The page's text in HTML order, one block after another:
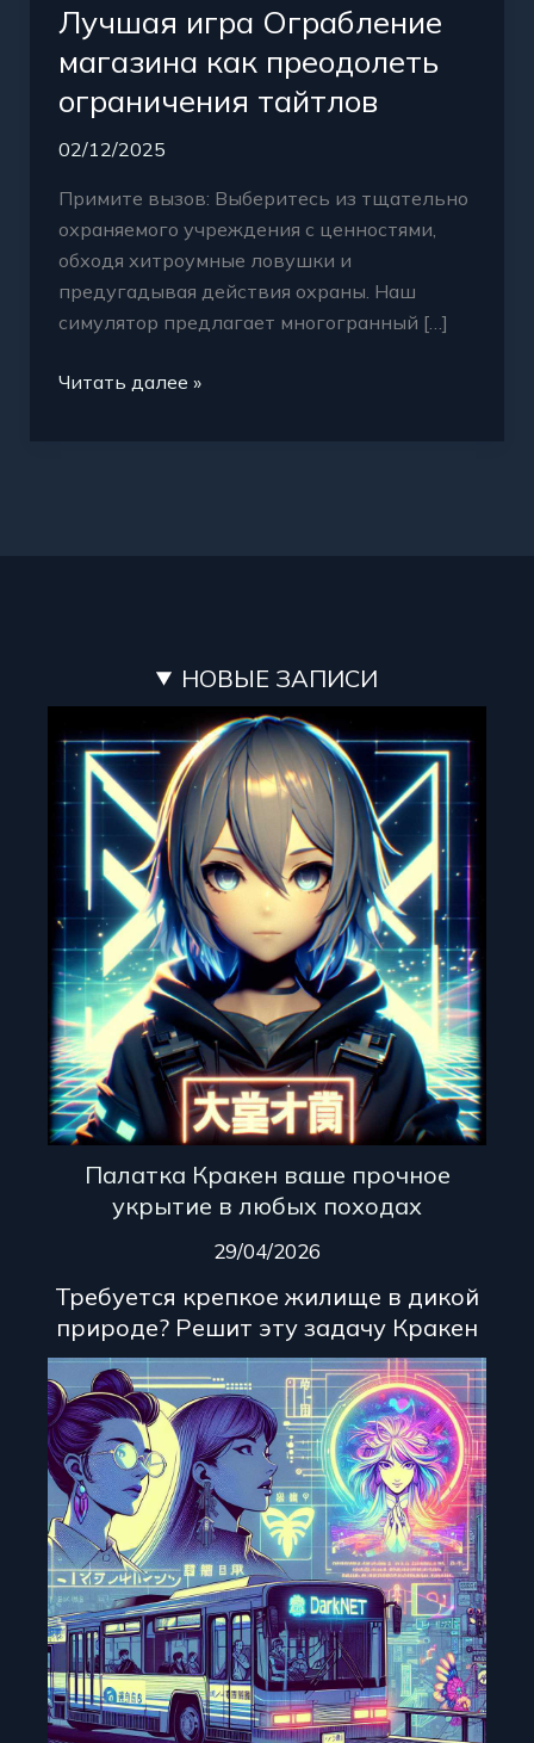
Лучшая игра Ограбление
магазина как преодолеть
ограничения тайтлов
02/12/2025
Примите вызов: Выберитесь из тщательно
охраняемого учреждения с ценностями,
обходя хитроумные ловушки и
предугадывая действия охраны. Наш
симулятор предлагает многогранный […]
Читать далее »
НОВЫЕ ЗАПИСИ
Палатка Кракен ваше прочное
укрытие в любых походах
29/04/2026
Требуется крепкое жилище в дикой
природе? Решит эту задачу Кракен